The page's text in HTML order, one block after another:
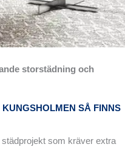
storstädning och
SÅ FINNS
som kräver extra